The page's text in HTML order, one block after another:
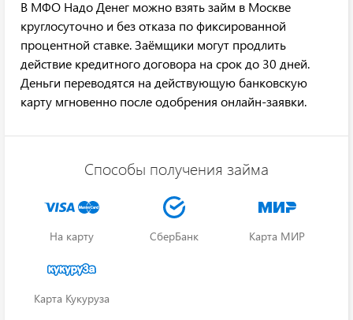
В МФО Надо Денег можно взять займ в Москве
круглосуточно и без отказа по фиксированной
процентной ставке. Заёмщики могут продлить
действие кредитного договора на срок до 30 дней.
Деньги переводятся на действующую банковскую
карту мгновенно после одобрения онлайн-заявки.
Способы получения займа
На карту СберБанк Карта МИР
Карта Кукуруза